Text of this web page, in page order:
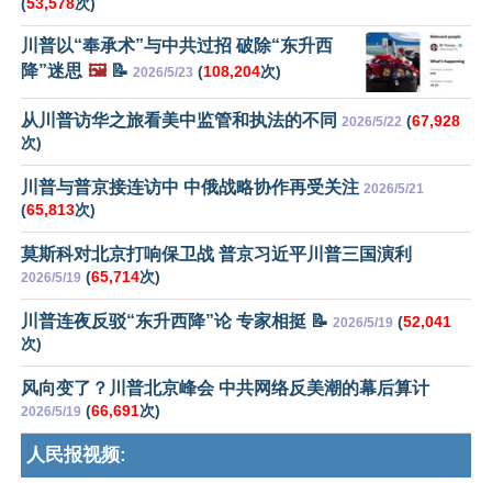
川普以“奉承术”与中共过招 破除“东升西
降”迷思 🖼️📝 2026/5/23 (108,204次)
从川普访华之旅看美中监管和执法的不同 2026/5/22 (67,928
次)
川普与普京接连访中 中俄战略协作再受关注 2026/5/21
(65,813次)
莫斯科对北京打响保卫战 普京习近平川普三国演利
2026/5/19 (65,714次)
川普连夜反驳“东升西降”论 专家相挺 📝 2026/5/19 (52,041
次)
风向变了？川普北京峰会 中共网络反美潮的幕后算计
2026/5/19 (66,691次)
人民报视频: